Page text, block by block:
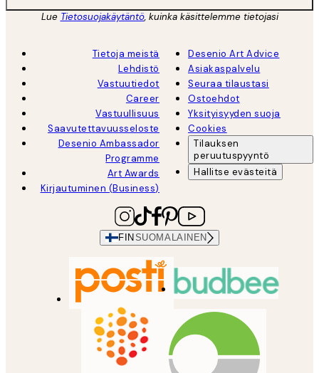
Lue Tietosuojakäytäntö, kuinka käsittelemme tietojasi
Tietoja meistä
Lehdistö
Vastuutiedot
Career
Vastuullisuus
Saavutettavuusseloste
Desenio Ambassador
Programme
Art Awards
Kirjautuminen (Business)
Desenio Art Advice
Asiakaspalvelu
Seuraa tilaustasi
Ostoehdot
Yksityisyyden suoja
Cookies
Tilauksen
peruutuspyyntö
Hallitse evästeitä
FIN SUOMALAINEN